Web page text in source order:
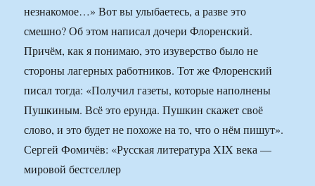
незнакомое…» Вот вы улыбаетесь, а разве это
смешно? Об этом написал дочери Флоренский.
Причём, как я понимаю, это изуверство было не
стороны лагерных работников. Тот же Флоренский
писал тогда: «Получил газеты, которые наполнены
Пушкиным. Всё это ерунда. Пушкин скажет своё
слово, и это будет не похоже на то, что о нём пишут».
Сергей Фомичёв: «Русская литература XIX века —
мировой бестселлер